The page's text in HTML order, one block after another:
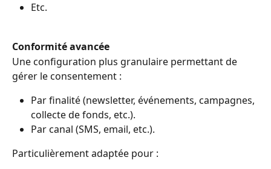
Etc.
Conformité avancée
Une configuration plus granulaire permettant de
gérer le consentement :
Par finalité (newsletter, événements, campagnes,
collecte de fonds, etc.).
Par canal (SMS, email, etc.).
Particulièrement adaptée pour :